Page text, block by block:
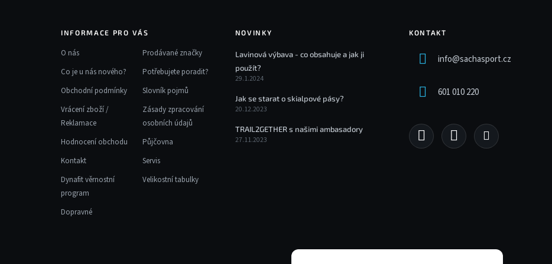
INFORMACE PRO VÁS
O nás
Co je u nás nového?
Obchodní podmínky
Vrácení zboží /
Reklamace
Hodnocení obchodu
Kontakt
Dynafit věrnostní
program
Dopravné
Prodávané značky
Potřebujete poradit?
Slovník pojmů
Zásady zpracování
osobních údajů
Půjčovna
Servis
Velikostní tabulky
NOVINKY
Lavinová výbava - co obsahuje a jak ji
použít?
29.1.2024
Jak se starat o skialpové pásy?
20.12.2023
TRAIL2GETHER s našimi ambasadory
27.11.2023
KONTAKT
info@sachasport.cz
601 010 220